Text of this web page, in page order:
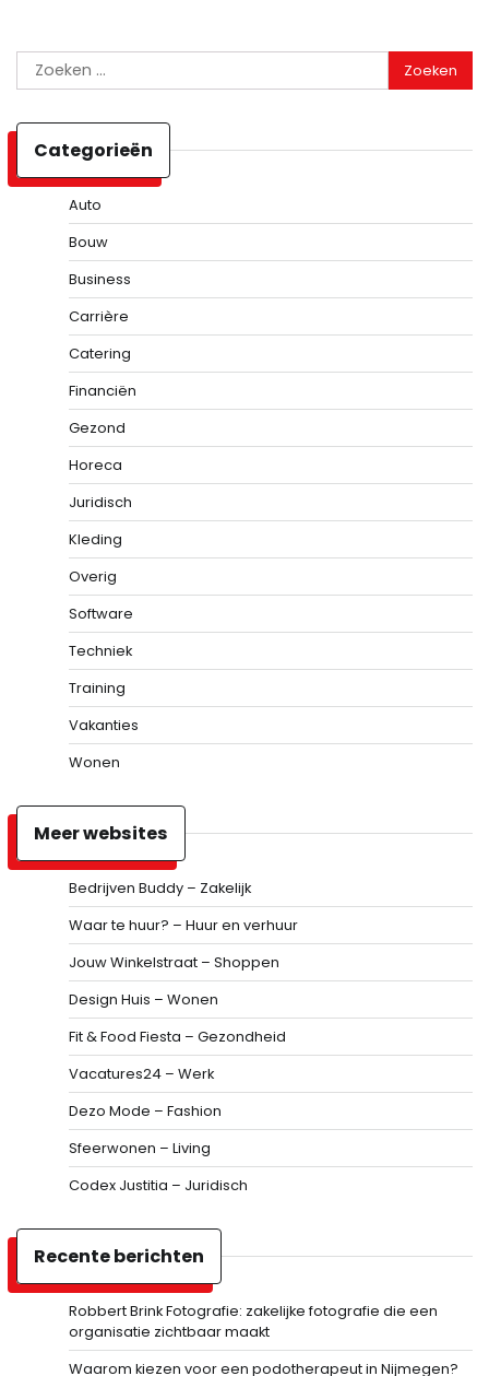
Zoeken
naar:
Categorieën
Auto
Bouw
Business
Carrière
Catering
Financiën
Gezond
Horeca
Juridisch
Kleding
Overig
Software
Techniek
Training
Vakanties
Wonen
Meer websites
Bedrijven Buddy – Zakelijk
Waar te huur? – Huur en verhuur
Jouw Winkelstraat – Shoppen
Design Huis – Wonen
Fit & Food Fiesta – Gezondheid
Vacatures24 – Werk
Dezo Mode – Fashion
Sfeerwonen – Living
Codex Justitia – Juridisch
Recente berichten
Robbert Brink Fotografie: zakelijke fotografie die een
organisatie zichtbaar maakt
Waarom kiezen voor een podotherapeut in Nijmegen?